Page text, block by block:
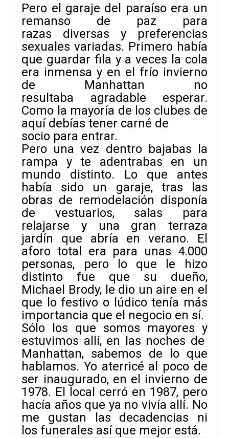
Pero el garaje del paraíso era un
remanso de paz para
razas diversas y preferencias
sexuales variadas. Primero había
que guardar fila y a veces la cola
era inmensa y en el frío invierno
de Manhattan no
resultaba agradable esperar.
Como la mayoría de los clubes de
aquí debías tener carné de
socio para entrar.
Pero una vez dentro bajabas la
rampa y te adentrabas en un
mundo distinto. Lo que antes
había sido un garaje, tras las
obras de remodelación disponía
de vestuarios, salas para
relajarse y una gran terraza
jardín que abría en verano. El
aforo total era para unas 4.000
personas, pero lo que le hizo
distinto fue que su dueño,
Michael Brody, le dio un aire en el
que lo festivo o lúdico tenía más
importancia que el negocio en sí.
Sólo los que somos mayores y
estuvimos allí, en las noches de
Manhattan, sabemos de lo que
hablamos. Yo aterricé al poco de
ser inaugurado, en el invierno de
1978. El local cerró en 1987, pero
hacía años que ya no vivía allí. No
me gustan las decadencias ni
los funerales así que mejor está.